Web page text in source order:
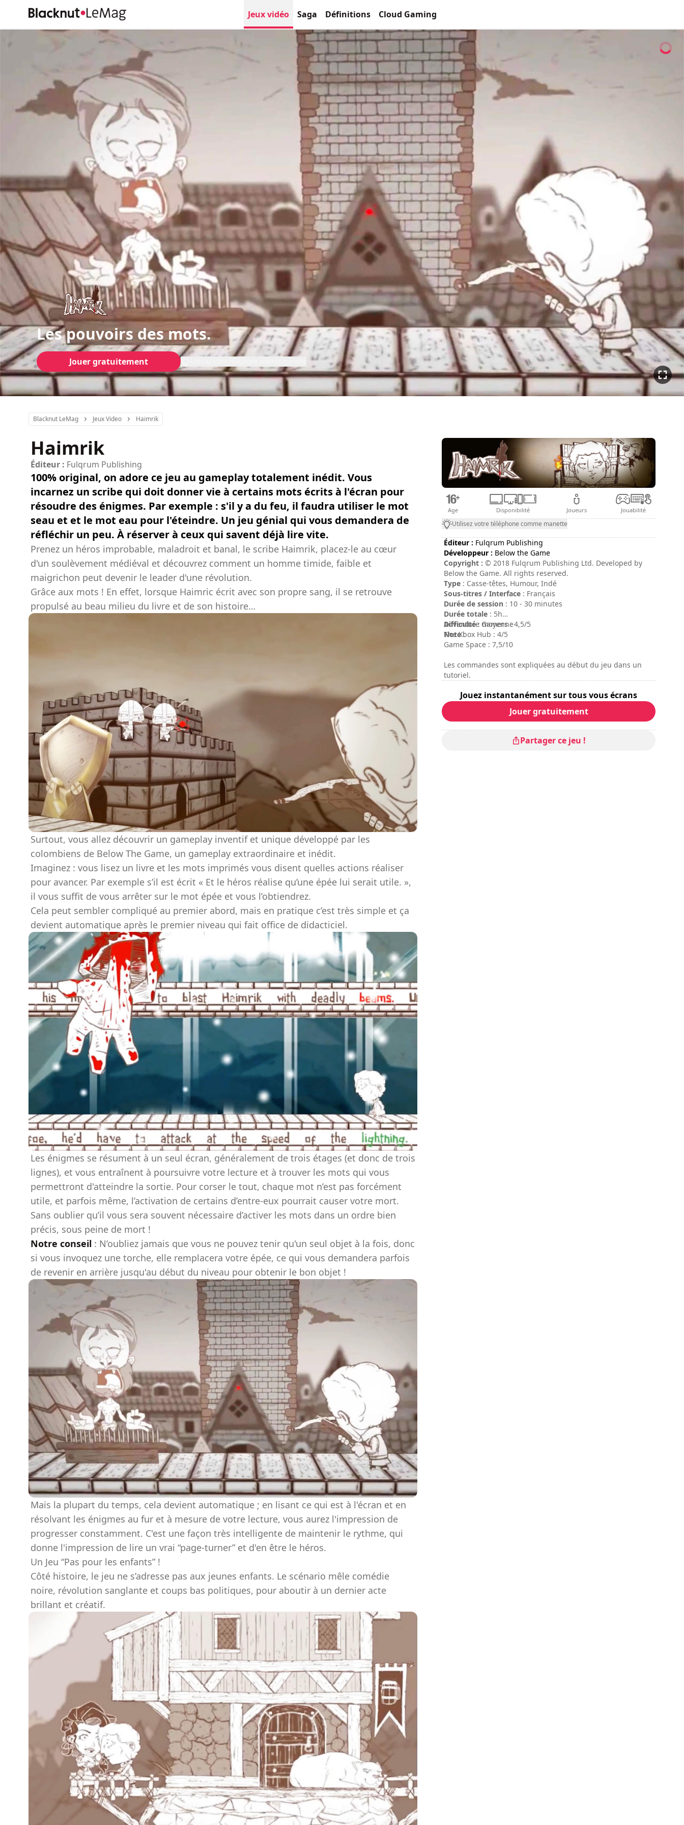
Jeux vidéo Saga Définitions Cloud Gaming
Les pouvoirs des mots.
Jouer gratuitement
Blacknut LeMag Jeux Video Haimrik
Haimrik
Éditeur : Fulqrum Publishing
100% original, on adore ce jeu au gameplay totalement inédit. Vous
incarnez un scribe qui doit donner vie à certains mots écrits à l'écran pour
résoudre des énigmes. Par exemple : s'il y a du feu, il faudra utiliser le mot
seau et et le mot eau pour l'éteindre. Un jeu génial qui vous demandera de
réfléchir un peu. À réserver à ceux qui savent déjà lire vite.
Prenez un héros improbable, maladroit et banal, le scribe Haimrik, placez-le au cœur
d'un soulèvement médiéval et découvrez comment un homme timide, faible et
maigrichon peut devenir le leader d'une révolution.
Grâce aux mots ! En effet, lorsque Haimric écrit avec son propre sang, il se retrouve
propulsé au beau milieu du livre et de son histoire…
Surtout, vous allez découvrir un gameplay inventif et unique développé par les
colombiens de Below The Game, un gameplay extraordinaire et inédit.
Imaginez : vous lisez un livre et les mots imprimés vous disent quelles actions réaliser
pour avancer. Par exemple s’il est écrit « Et le héros réalise qu’une épée lui serait utile. »,
il vous suffit de vous arrêter sur le mot épée et vous l’obtiendrez.
Cela peut sembler compliqué au premier abord, mais en pratique c’est très simple et ça
devient automatique après le premier niveau qui fait office de didacticiel.
Les énigmes se résument à un seul écran, généralement de trois étages (et donc de trois
lignes), et vous entraînent à poursuivre votre lecture et à trouver les mots qui vous
permettront d'atteindre la sortie. Pour corser le tout, chaque mot n’est pas forcément
utile, et parfois même, l’activation de certains d’entre-eux pourrait causer votre mort.
Sans oublier qu’il vous sera souvent nécessaire d’activer les mots dans un ordre bien
précis, sous peine de mort !
Notre conseil : N’oubliez jamais que vous ne pouvez tenir qu'un seul objet à la fois, donc
si vous invoquez une torche, elle remplacera votre épée, ce qui vous demandera parfois
de revenir en arrière jusqu'au début du niveau pour obtenir le bon objet !
Mais la plupart du temps, cela devient automatique ; en lisant ce qui est à l'écran et en
résolvant les énigmes au fur et à mesure de votre lecture, vous aurez l'impression de
progresser constamment. C'est une façon très intelligente de maintenir le rythme, qui
donne l'impression de lire un vrai “page-turner” et d'en être le héros.
Un Jeu “Pas pour les enfants” !
Côté histoire, le jeu ne s’adresse pas aux jeunes enfants. Le scénario mêle comédie
noire, révolution sanglante et coups bas politiques, pour aboutir à un dernier acte
brillant et créatif.
Age Disponibilité Joueurs Jouabilité
Utilisez votre téléphone comme manette
Éditeur : Fulqrum Publishing
Développeur : Below the Game
Copyright : © 2018 Fulqrum Publishing Ltd. Developed by
Below the Game. All rights reserved.
Type : Casse-têtes, Humour, Indé
Sous-titres / Interface : Français
Durée de session : 10 - 30 minutes
Durée totale : 5h
Difficulté: moyenne
Note:
Adventure Gamers : 4,5/5
The Xbox Hub : 4/5
Game Space : 7,5/10
Les commandes sont expliquées au début du jeu dans un
tutoriel.
Jouez instantanément sur tous vous écrans
Jouer gratuitement
Partager ce jeu !